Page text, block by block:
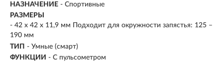
НАЗНАЧЕНИЕ - Спортивные
РАЗМЕРЫ
- 42 х 42 х 11,9 мм Подходит для окружности запястья: 125 –
190 мм
ТИП - Умные (смарт)
ФУНКЦИИ - С пульсометром